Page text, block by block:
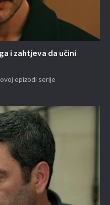
i zahtjeva da učini
epizodi serije